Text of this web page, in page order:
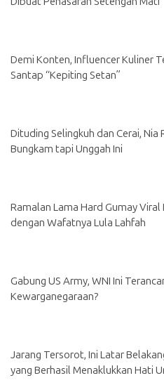
Demi Konten, Influencer Kuliner
Santap “Kepiting Setan”
Dituding Selingkuh dan Cerai, Nia
Bungkam tapi Unggah Ini
Ramalan Lama Hard Gumay Viral
dengan Wafatnya Lula Lahfah
Gabung US Army, WNI Ini
Kewarganegaraan?
Jarang Tersorot, Ini Latar
yang Berhasil Menaklukkan Hati